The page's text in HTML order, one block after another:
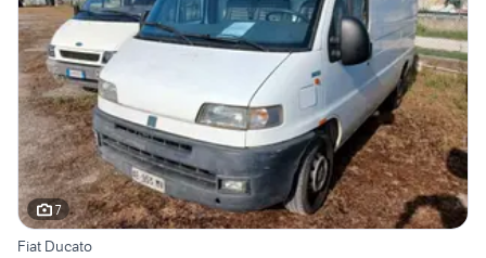
7
Fiat Ducato